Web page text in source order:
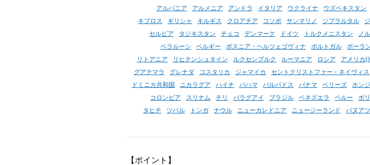
アルバニア
アルメニア アンドラ イタリア ウクライナ ウズベキスタン
キプロス
ギリシャ キルギス クロアチア コソボ サンマリノ ジブラルタル
セルビア
タジキスタン チェコ デンマーク ドイツ トルクメニスタン ノ
ベラルーシ
ベルギー ボスニア・ヘルツェゴヴィナ ポルトガル ポーラ
リトアニア
リヒテンシュタイン ルクセンブルク ルーマニア ロシア アメリカ(
グアテマラ
グレナダ コスタリカ ジャマイカ セントクリストファー・ネイヴィス
ドミニカ共和国
ニカラグア ハイチ バハマ バルバドス パナマ ベリーズ ホン
コロンビア
スリナム チリ パラグアイ ブラジル ベネズエラ ペルー ボ
タヒチ
ツバル トンガ ナウル ニューカレドニア ニュージーランド バヌアツ
【ポイント】